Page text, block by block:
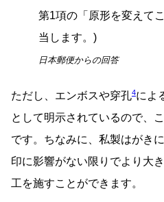
第1項の「原形を変えて
当します。)
日本郵便からの回答
ただし、エンボスや穿孔4によ
として明示されているので、
です。ちなみに、私製はがき
印に影響がない限りでより大
工を施すことができます。